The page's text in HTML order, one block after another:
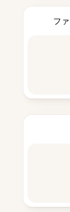
フ